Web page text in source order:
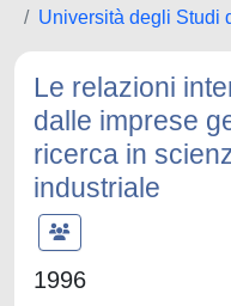
Università degli Studi
Le relazioni
dalle imprese
ricerca in
industriale
1996